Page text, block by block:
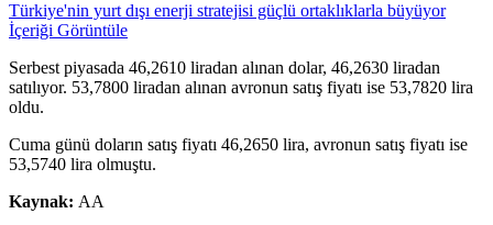
Türkiye'nin yurt dışı enerji stratejisi güçlü ortaklıklarla büyüyor
İçeriği Görüntüle
Serbest piyasada 46,2610 liradan alınan dolar, 46,2630 liradan
satılıyor. 53,7800 liradan alınan avronun satış fiyatı ise 53,7820 lira
oldu.
Cuma günü doların satış fiyatı 46,2650 lira, avronun satış fiyatı ise
53,5740 lira olmuştu.
Kaynak: AA